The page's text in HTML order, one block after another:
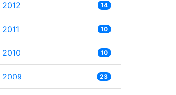
2012 14
2011 10
2010 10
2009 23